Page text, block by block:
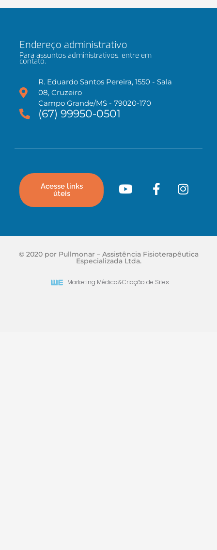
Endereço administrativo
Para assuntos administrativos, entre em
contato.
R. Eduardo Santos Pereira, 1550 - Sala
08, Cruzeiro
Campo Grande/MS - 79020-170
(67) 99950-0501
Acesse links
úteis
© 2020 por Pullmonar – Assistência Fisioterapêutica
Especializada Ltda.
Marketing Médico&Criação de Sites